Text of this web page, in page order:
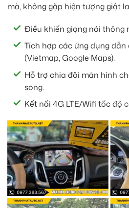
mà, không gặp hiện tượng giật
Điều khiển giọng nói thông
Tích hợp các ứng dụng
(Vietmap, Google Maps).
Hỗ trợ chia đôi màn hình
song.
Kết nối 4G LTE/Wifi tốc độ